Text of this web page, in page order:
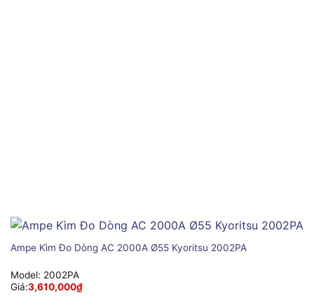
Ampe Kìm Đo Dòng AC 2000A Ø55 Kyoritsu 2002PA
Model: 2002PA
Giá:3,610,000₫